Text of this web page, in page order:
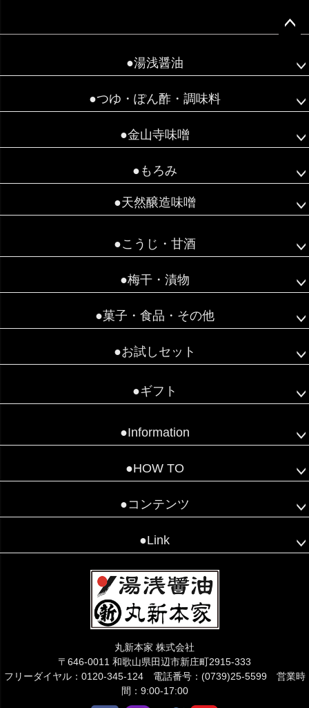
●湯浅醤油
●つゆ・ぽん酢・調味料
●金山寺味噌
●もろみ
●天然醸造味噌
●こうじ・甘酒
●梅干・漬物
●菓子・食品・その他
●お試しセット
●ギフト
●Information
●HOW TO
●コンテンツ
●Link
丸新本家 株式会社
〒646-0011 和歌山県田辺市新庄町2915-333
フリーダイヤル：0120-345-124 電話番号：(0739)25-5599 営業時
間：9:00-17:00